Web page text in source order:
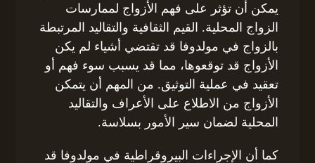
يمكن أن تؤثر على فهم الأزواج لممارسات
الزواج المحلية. القيم الثقافية والتقاليد المرتبطة
بالزواج في مولدوفا قد تقتضي أشياء لم يكن
الأزواج قد توقعوها، مما قد يسبب سوء فهم أو
تعقيد في عملية التوثيق. من المهم أن يتمكن
الأزواج من الاطلاع على الأعراف والتقاليد
المحلية لضمان سير الأمور بسلاسة.
كما أن الإجراءات البيروقراطية في مولدوفا قد